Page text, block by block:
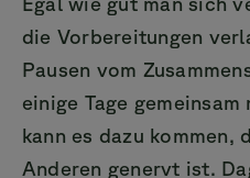
die Vorbereitungen
Pausen vom
einige Tage
kann es dazu kommen,
Anderen genervt ist.